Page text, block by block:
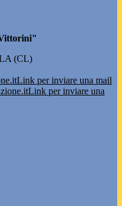
(CL)
Link per inviare una mail
Link per inviare una